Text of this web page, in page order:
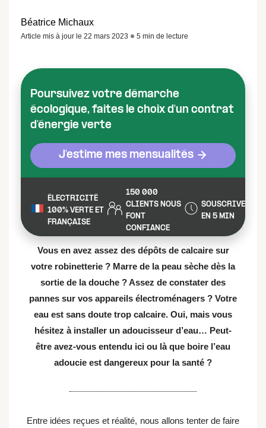
Béatrice Michaux
Article mis à jour le 22 mars 2023 5 min de lecture
Poursuivez votre démarche
écologique, faites le choix d'un contrat
d'énergie verte
J'estime mes mensualités
ÉLECTRICITÉ
100% VERTE ET
FRANÇAISE
150 000
CLIENTS NOUS
FONT
CONFIANCE
SOUSCRIVEZ
EN 5 MIN
Vous en avez assez des dépôts de calcaire sur
votre robinetterie ? Marre de la peau sèche dès la
sortie de la douche ? Assez de constater des
pannes sur vos appareils électroménagers ? Votre
eau est sans doute trop calcaire. Oui, mais vous
hésitez à installer un adoucisseur d’eau… Peut-
être avez-vous entendu ici ou là que boire l’eau
adoucie est dangereux pour la santé ?
Entre idées reçues et réalité, nous allons tenter de faire